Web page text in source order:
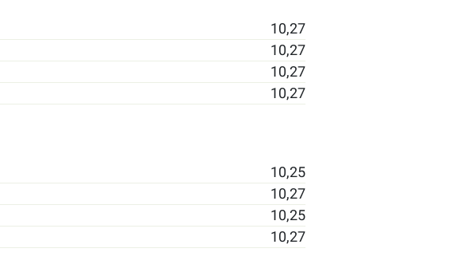
10,27
10,27
10,27
10,27
10,25
10,27
10,25
10,27